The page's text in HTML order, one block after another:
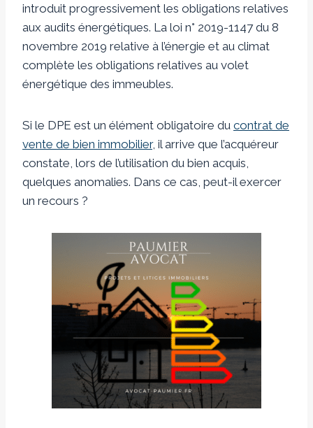
introduit progressivement les obligations relatives
aux audits énergétiques. La loi n° 2019-1147 du 8
novembre 2019 relative à l’énergie et au climat
complète les obligations relatives au volet
énergétique des immeubles.
Si le DPE est un élément obligatoire du contrat de
vente de bien immobilier, il arrive que l’acquéreur
constate, lors de l’utilisation du bien acquis,
quelques anomalies. Dans ce cas, peut-il exercer
un recours ?